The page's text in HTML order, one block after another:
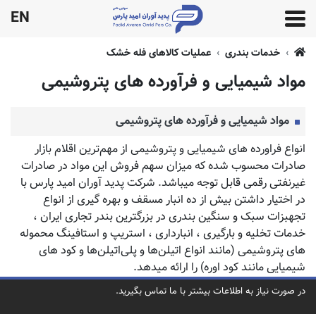
EN
خدمات بندری عملیات کالاهای فله خشک
مواد شیمیایی و فرآورده های پتروشیمی
مواد شیمیایی و فرآورده های پتروشیمی
انواع فراورده های شیمیایی و پتروشیمی از مهم‌ترین اقلام بازار
صادرات محسوب شده که میزان سهم فروش این مواد در صادرات
غیرنفتی رقمی قابل توجه میباشد. شرکت پدید آوران امید پارس با
در اختیار داشتن بیش از ده انبار مسقف و بهره گیری از انواع
تجهبزات سبک و سنگین بندری در بزرگترین بندر تجاری ایران ،
خدمات تخلیه و بارگیری ، انبارداری ، استریپ و استافینگ محموله
های پتروشیمی (مانند انواع اتیلن‌ها و پلی‌اتیلن‌ها و کود های
شیمیایی مانند کود اوره) را ارائه میدهد.
در صورت نیاز به اطلاعات بیشتر با ما تماس بگیرید.